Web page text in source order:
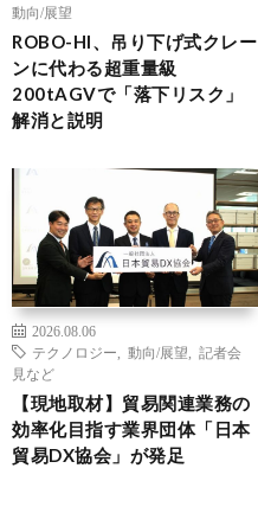
動向/展望
ROBO-HI、吊り下げ式クレー
ンに代わる超重量級
200tAGVで「落下リスク」
解消と説明
2026.08.06
テクノロジー
動向/展望
記者会
見など
【現地取材】貿易関連業務の
効率化目指す業界団体「日本
貿易DX協会」が発足